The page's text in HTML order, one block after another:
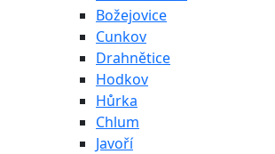
Božejovice
Cunkov
Drahnětice
Hodkov
Hůrka
Chlum
Javoří